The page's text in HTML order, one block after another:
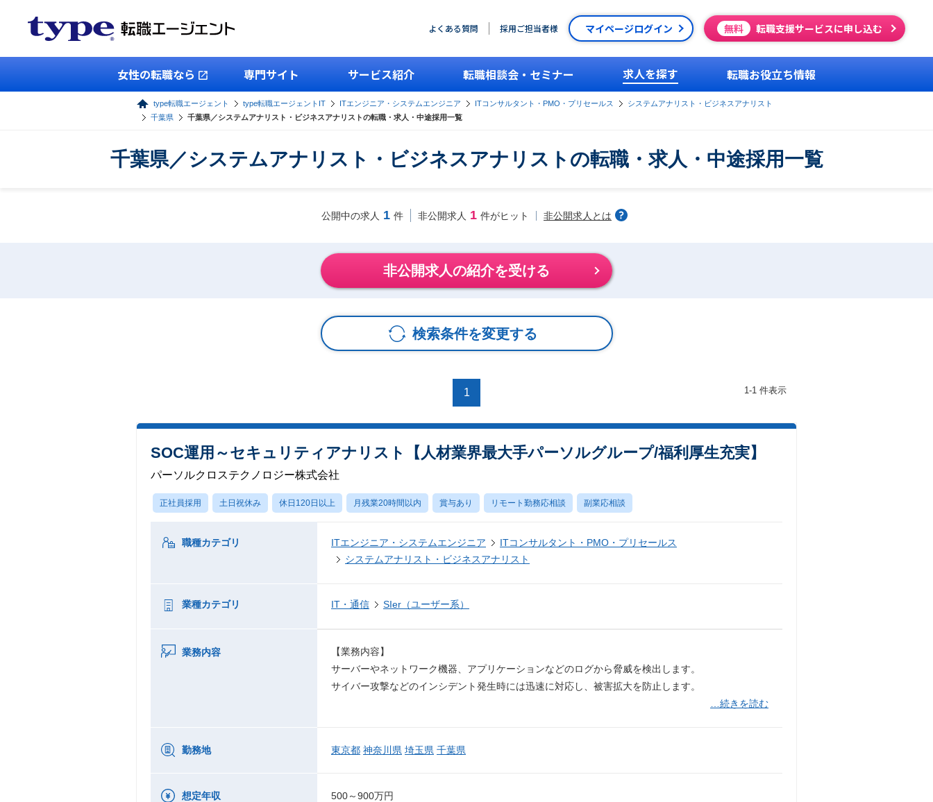
よくある質問 採用ご担当者様 マイページログイン 無料 転職支援サービスに申し込む
女性の転職なら 専門サイト サービス紹介 転職相談会・セミナー 求人を探す 転職お役立ち情報
type転職エージェント type転職エージェントIT ITエンジニア・システムエンジニア ITコンサルタント・PMO・プリセールス
システムアナリスト・ビジネスアナリスト
千葉県
千葉県／システムアナリスト・ビジネスアナリストの転職・求人・中途採用一覧
千葉県／システムアナリスト・ビジネスアナリストの転職・求人・中途採用一覧
公開中の求人 1 件 非公開求人 1 件がヒット 非公開求人とは
非公開求人の紹介を受ける
検索条件を変更する
1 1-1 件表示
SOC運用～セキュリティアナリスト【人材業界最大手パーソルグループ/福利厚生充実】
パーソルクロステクノロジー株式会社
正社員採用 土日祝休み 休日120日以上 月残業20時間以内 賞与あり リモート勤務応相談 副業応相談
職種カテゴリ ITエンジニア・システムエンジニア
ITコンサルタント・PMO・プリセールス
システムアナリスト・ビジネスアナリスト
業種カテゴリ IT・通信 SIer（ユーザー系）
業務内容
【業務内容】
サーバーやネットワーク機器、アプリケーションなどのログから脅威を検出します。
サイバー攻撃などのインシデント発生時には迅速に対応し、被害拡大を防止します。
…続きを読む
勤務地 東京都 神奈川県 埼玉県 千葉県
想定年収 500～900万円